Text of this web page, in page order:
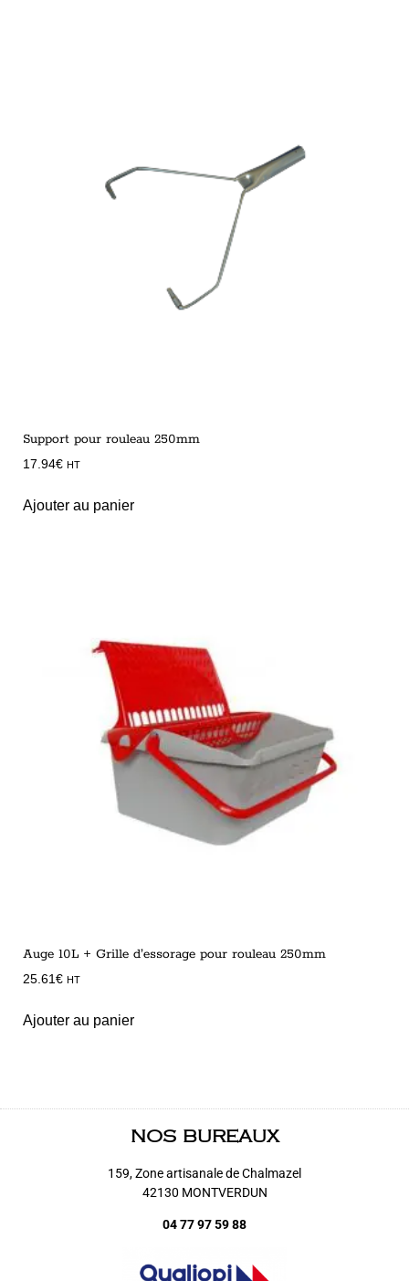
Support pour rouleau 250mm
17.94€ HT
Ajouter au panier
Auge 10L + Grille d’essorage pour rouleau 250mm
25.61 € HT
Ajouter au panier
NOS BUREAUX
159, Zone artisanale de Chalmazel
42130 MONTVERDUN
04 77 97 59 88